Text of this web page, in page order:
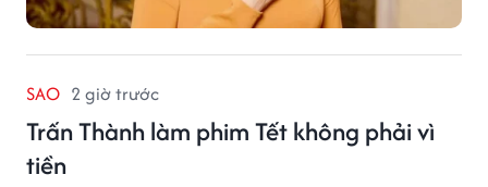
SAO 2 giờ trước
Trấn Thành làm phim Tết không phải vì
tiền